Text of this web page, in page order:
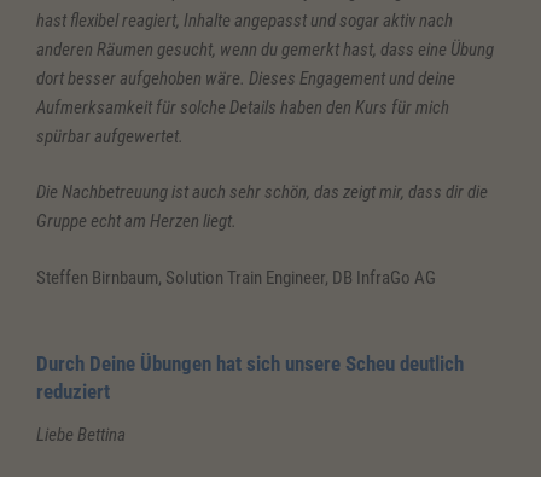
hast flexibel reagiert, Inhalte angepasst und sogar aktiv nach
anderen Räumen gesucht, wenn du gemerkt hast, dass eine Übung
dort besser aufgehoben wäre. Dieses Engagement und deine
Aufmerksamkeit für solche Details haben den Kurs für mich
spürbar aufgewertet.
Die Nachbetreuung ist auch sehr schön, das zeigt mir, dass dir die
Gruppe echt am Herzen liegt.
Steffen Birnbaum, Solution Train Engineer, DB InfraGo AG
Durch Deine Übungen hat sich unsere Scheu deutlich
reduziert
Liebe Bettina